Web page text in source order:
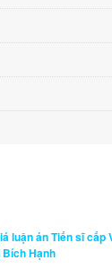
luận án Tiến sĩ
Hạnh